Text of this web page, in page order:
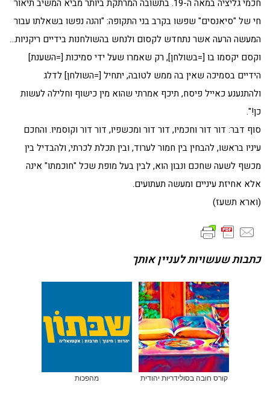
חכמי גליציה במאה ה-19. בתשובה המרתקת ביותר מביא המשיב תיאור
חי של "סיאנסים" שפשו בקרב בני התקופה: "והנה נפשו בשאלתו עבור
המעשה הרעה אשר נתחדש לקסום ולנחש בהשולחנות בידיים ריקניות…
וקסם יקסמו בו [=בשולחן], רק שאמרו שעל ידי סמיכות [=השענת]
הידיים בסמיכה שאין בה ממש לטובה, יתחיל [=השולחן] לדלג
ולהתנענע כאייל פיסח, תיכף אמרתי שהוא מין כישוף וחלילה לעשות
כן!".
סוף דבר: דור דור וחכמיו, דור דור ומכשפיו, דור דור וקוסמיו. והחכם
עיניו בראשו, להבחין בין חמור לערוד, ובין תכלת לכרתי, ולהבדיל בין
מכשף לשעה שחכם ונבון הוא, לבין בעל מופת שכל "חוכמתו" אינה
אלא אחיזת עיניים ומעשה תעתועים.
(וארא תשעז)
כתבות שעשויות לעניין אותך
קורס חובה בסולידריות יהודית מהפכות